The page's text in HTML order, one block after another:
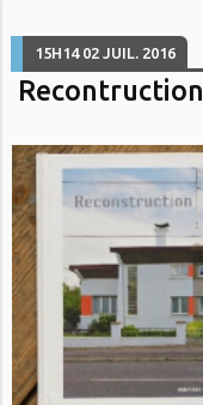
15H14 02 JUIL. 2016
Recontruction